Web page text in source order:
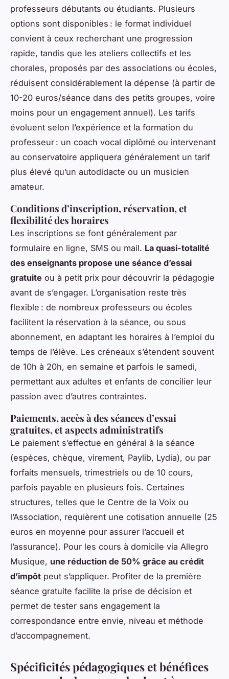
professeurs débutants ou étudiants. Plusieurs
options sont disponibles : le format individuel
convient à ceux recherchant une progression
rapide, tandis que les ateliers collectifs et les
chorales, proposés par des associations ou écoles,
réduisent considérablement la dépense (à partir de
10-20 euros/séance dans des petits groupes, voire
moins pour un engagement annuel). Les tarifs
évoluent selon l’expérience et la formation du
professeur : un coach vocal diplômé ou intervenant
au conservatoire appliquera généralement un tarif
plus élevé qu’un autodidacte ou un musicien
amateur.
Conditions d’inscription, réservation, et
flexibilité des horaires
Les inscriptions se font généralement par
formulaire en ligne, SMS ou mail. La quasi-totalité
des enseignants propose une séance d’essai
gratuite ou à petit prix pour découvrir la pédagogie
avant de s’engager. L’organisation reste très
flexible : de nombreux professeurs ou écoles
facilitent la réservation à la séance, ou sous
abonnement, en adaptant les horaires à l’emploi du
temps de l’élève. Les créneaux s’étendent souvent
de 10h à 20h, en semaine et parfois le samedi,
permettant aux adultes et enfants de concilier leur
passion avec d’autres contraintes.
Paiements, accès à des séances d’essai
gratuites, et aspects administratifs
Le paiement s’effectue en général à la séance
(espèces, chèque, virement, Paylib, Lydia), ou par
forfaits mensuels, trimestriels ou de 10 cours,
parfois payable en plusieurs fois. Certaines
structures, telles que le Centre de la Voix ou
l’Association, requièrent une cotisation annuelle (25
euros en moyenne pour assurer l’accueil et
l’assurance). Pour les cours à domicile via Allegro
Musique, une réduction de 50% grâce au crédit
d’impôt peut s’appliquer. Profiter de la première
séance gratuite facilite la prise de décision et
permet de tester sans engagement la
correspondance entre envie, niveau et méthode
d’accompagnement.
Spécificités pédagogiques et bénéfices